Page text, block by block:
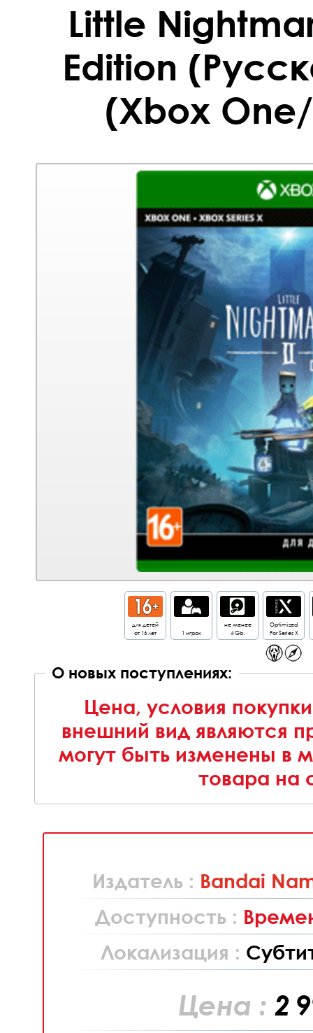
Little
Edition
(Xbox
для детей
от 16 лет
1 игрок
не менее
4 Gb.
Optimized
For Series X
О новых поступлениях:
Цена, условия
внешний вид являются
могут быть изменены в
товара на
Издатель : Bandai
Доступность :
Локализация :
Цена : 2